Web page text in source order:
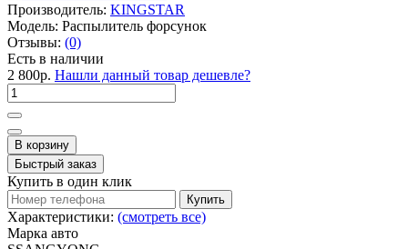
Производитель: KINGSTAR
Модель: Распылитель форсунок
Отзывы: (0)
Есть в наличии
2 800р. Нашли данный товар дешевле?
В корзину
Быстрый заказ
Купить в один клик
Купить
Характеристики: (смотреть все)
Марка авто